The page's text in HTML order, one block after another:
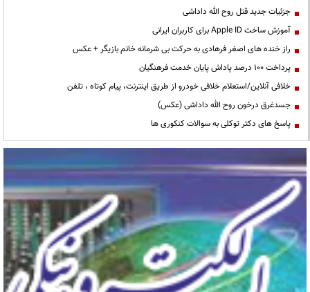
جزئیات جدید قتل روح الله داداشی
آموزش ساخت Apple ID برای کاربران ایرانی
راز خنده های اصغر فرهادی به حرکت بی شرمانه خانم بازیگر + عکس
پرداخت ۱۰۰ درصد پاداش پایان خدمت فرهنگیان
خلافی آنلاین/استعلام خلافی خودرو از طریق اینترنت، پیام کوتاه ، تلفن
جسدغرق درخون روح الله داداشی (عکس)
پاسخ های دکتر توکلی به سوالات کنکوری ها